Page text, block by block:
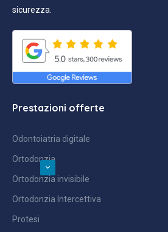
sicurezza.
Prestazioni offerte
Odontoiatria digitale
Ortodonzia
Ortodonzia invisibile
Ortodonzia Intercettiva
Protesi